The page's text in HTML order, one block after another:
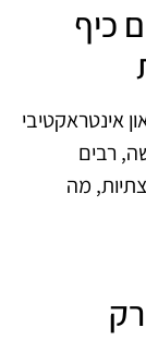
כיף
אינטראקטיבי
רבים
מה